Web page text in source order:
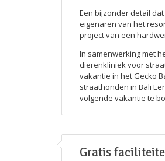
Een bijzonder detail
eigenaren van het
project van een
In samenwerking met
dierenkliniek voor
vakantie in het Gecko
straathonden in Bali
volgende vakantie te
Gratis